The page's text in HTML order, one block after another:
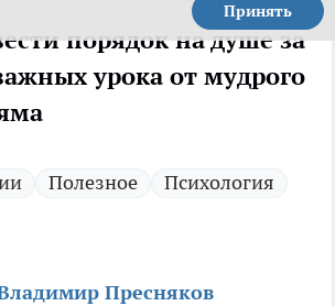
Принять
порядок на душе за
урока от мудрого
Полезное
Психология
Пресняков